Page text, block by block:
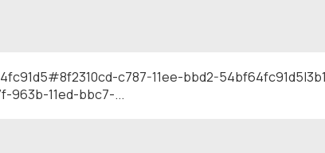
c787-11ee-bbd2-
963b-11ed-bbc7-...